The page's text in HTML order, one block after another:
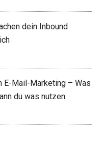
dein Inbound
E-Mail-Marketing – Was
du was nutzen